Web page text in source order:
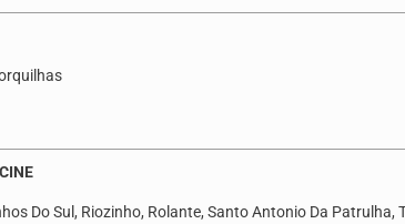
Do Sul, Riozinho, Rolante, Santo Antonio Da Patrulha,